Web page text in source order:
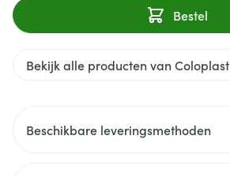
Bestel
Bekijk alle producten van Coloplast
Beschikbare leveringsmethoden